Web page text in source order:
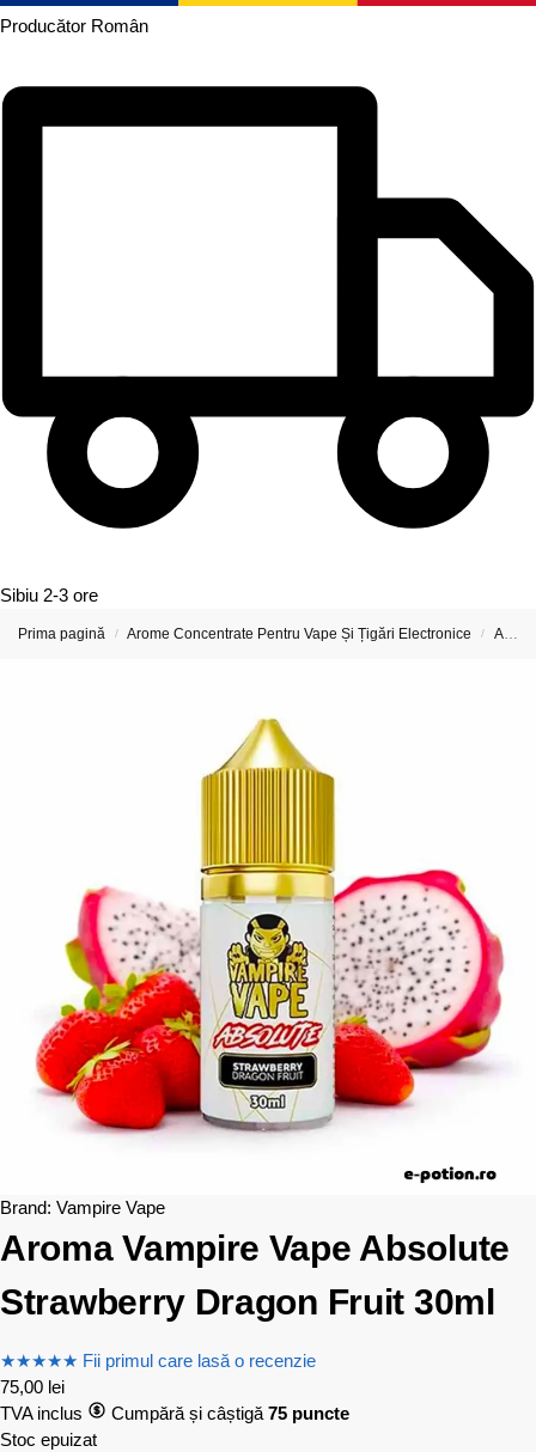
Producător Român
Sibiu 2-3 ore
Prima pagină / Arome Concentrate Pentru Vape Și Țigări Electronice / Arome Concentrate Vampire Vape
Brand: Vampire Vape
Aroma Vampire Vape Absolute
Strawberry Dragon Fruit 30ml
★★★★★ Fii primul care lasă o recenzie
75,00 lei
TVA inclus
Cumpără și câștigă 75 puncte
Stoc epuizat